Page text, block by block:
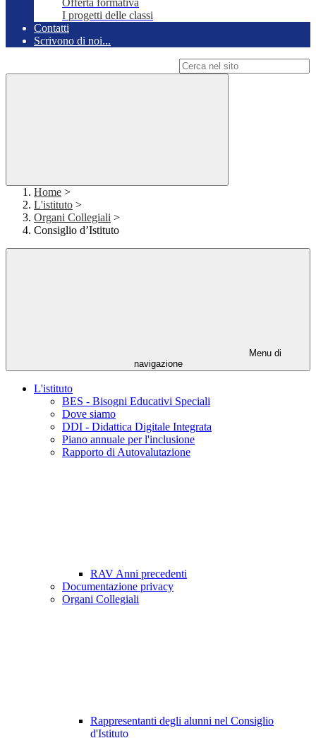
Offerta formativa
I progetti delle classi
Contatti
Scrivono di noi...
Home >
L'istituto >
Organi Collegiali >
Consiglio d’Istituto
Menu di
navigazione
L'istituto
BES - Bisogni Educativi Speciali
Dove siamo
DDI - Didattica Digitale Integrata
Piano annuale per l'inclusione
Rapporto di Autovalutazione
RAV Anni precedenti
Documentazione privacy
Organi Collegiali
Rappresentanti degli alunni nel Consiglio
d'Istituto